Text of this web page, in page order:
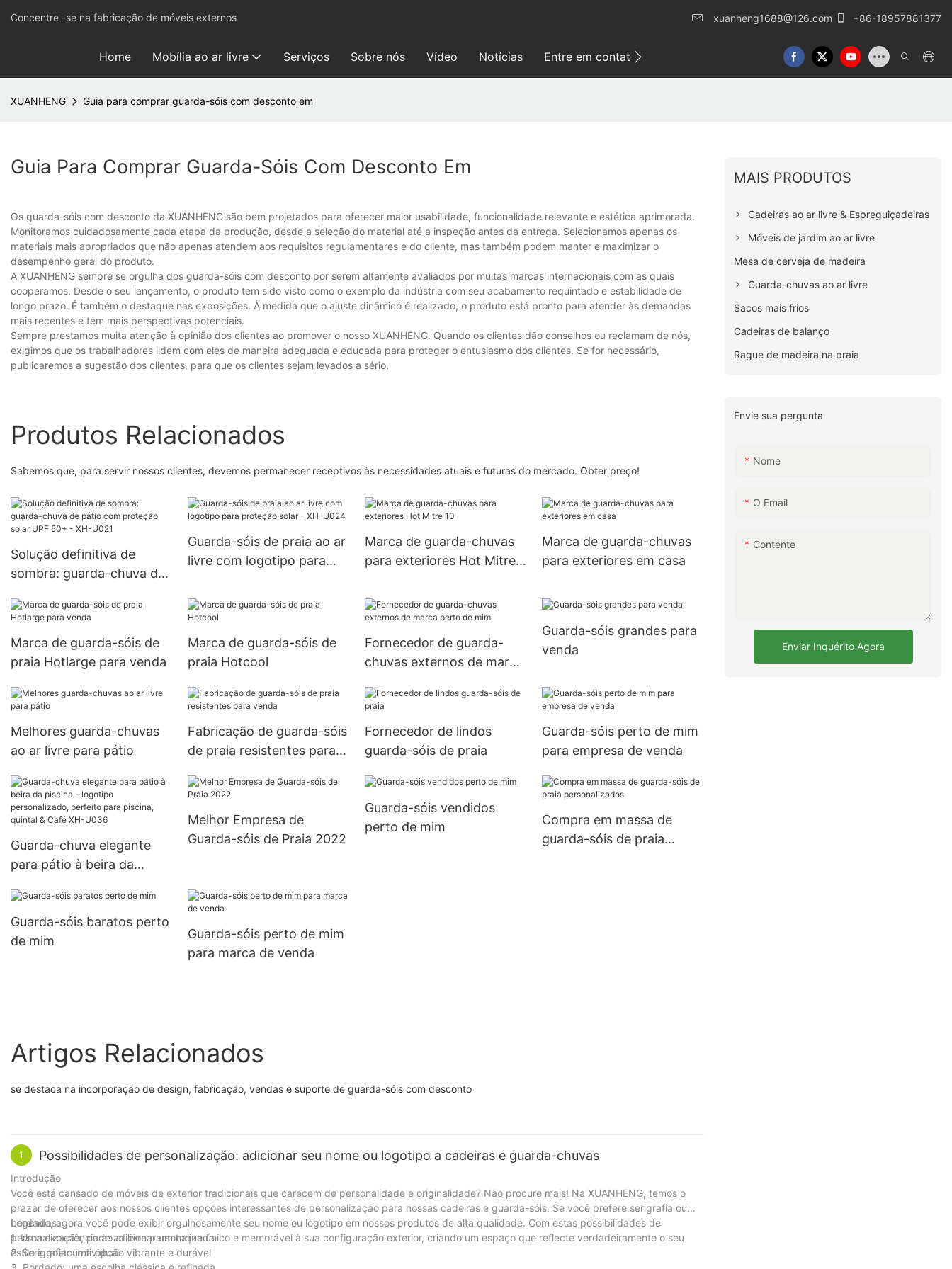
Concentre -se na fabricação de móveis externos xuanheng1688@126.com +86-18957881377
Home Mobília ao ar livre Serviços Sobre nós Vídeo Notícias Entre em contato conosco
XUANHENG Guia para comprar guarda-sóis com desconto em
Guia Para Comprar Guarda-Sóis Com Desconto Em
Os guarda-sóis com desconto da XUANHENG são bem projetados para oferecer maior usabilidade, funcionalidade relevante e estética aprimorada.
Monitoramos cuidadosamente cada etapa da produção, desde a seleção do material até a inspeção antes da entrega. Selecionamos apenas os
materiais mais apropriados que não apenas atendem aos requisitos regulamentares e do cliente, mas também podem manter e maximizar o
desempenho geral do produto.
A XUANHENG sempre se orgulha dos guarda-sóis com desconto por serem altamente avaliados por muitas marcas internacionais com as quais
cooperamos. Desde o seu lançamento, o produto tem sido visto como o exemplo da indústria com seu acabamento requintado e estabilidade de
longo prazo. É também o destaque nas exposições. À medida que o ajuste dinâmico é realizado, o produto está pronto para atender às demandas
mais recentes e tem mais perspectivas potenciais.
Sempre prestamos muita atenção à opinião dos clientes ao promover o nosso XUANHENG. Quando os clientes dão conselhos ou reclamam de nós,
exigimos que os trabalhadores lidem com eles de maneira adequada e educada para proteger o entusiasmo dos clientes. Se for necessário,
publicaremos a sugestão dos clientes, para que os clientes sejam levados a sério.
Produtos Relacionados
Sabemos que, para servir nossos clientes, devemos permanecer receptivos às necessidades atuais e futuras do mercado. Obter preço!
Solução definitiva de
sombra: guarda-chuva de
UPF 50+ - XH-U021
Guarda-sóis de praia ao ar
livre com logotipo para
Marca de guarda-chuvas
para exteriores Hot Mitre
Marca de guarda-chuvas
para exteriores em casa
Marca de guarda-sóis de
praia Hotlarge para venda
Marca de guarda-sóis de
praia Hotcool
Fornecedor de guarda-
chuvas externos de marca
Guarda-sóis grandes para
venda
Melhores guarda-chuvas
ao ar livre para pátio
Fabricação de guarda-sóis
de praia resistentes para
Fornecedor de lindos
guarda-sóis de praia
Guarda-sóis perto de mim
para empresa de venda
Guarda-chuva elegante
para pátio à beira da
personalizado, perfeito
para piscina, quintal &
Café XH-U036
Melhor Empresa de
Guarda-sóis de Praia 2022
Guarda-sóis vendidos
perto de mim
Compra em massa de
guarda-sóis de praia
Guarda-sóis baratos perto
de mim
Guarda-sóis perto de mim
para marca de venda
Artigos Relacionados
se destaca na incorporação de design, fabricação, vendas e suporte de guarda-sóis com desconto
1 ​Possibilidades de personalização: adicionar seu nome ou logotipo a cadeiras e guarda-chuvas
Introdução
Você está cansado de móveis de exterior tradicionais que carecem de personalidade e originalidade? Não procure mais! Na XUANHENG, temos o
prazer de oferecer aos nossos clientes opções interessantes de personalização para nossas cadeiras e guarda-sóis. Se você prefere serigrafia ou
bordado, agora você pode exibir orgulhosamente seu nome ou logotipo em nossos produtos de alta qualidade. Com estas possibilidades de
personalização, pode adicionar um toque único e memorável à sua configuração exterior, criando um espaço que reflecte verdadeiramente o seu
estilo e gosto individual.
Legendas:
1. Uma experiência ao ar livre personalizada
2. Serigrafia: uma opção vibrante e durável
MAIS PRODUTOS
Cadeiras ao ar livre & Espreguiçadeiras
Móveis de jardim ao ar livre
Mesa de cerveja de madeira
Guarda-chuvas ao ar livre
Sacos mais frios
Cadeiras de balanço
Rague de madeira na praia
Envie sua pergunta
Nome
O Email
Contente
Enviar Inquérito Agora